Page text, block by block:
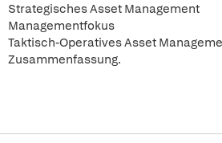
Strategisches Asset Management
Managementfokus
Taktisch-Operatives Asset
Zusammenfassung.